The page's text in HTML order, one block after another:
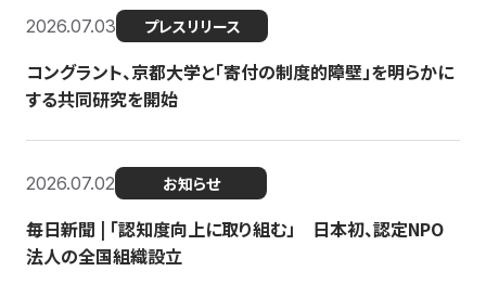
2026.07.03 プレスリリース
コングラント、京都大学と「寄付の制度的障壁」を明らかに
する共同研究を開始
2026.07.02 お知らせ
毎日新聞 | 「認知度向上に取り組む」 日本初、認定NPO
法人の全国組織設立